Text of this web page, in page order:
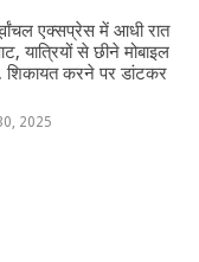
एक्सप्रेस में आधी रात
यात्रियों से छीने मोबाइल
करने पर डांटकर
2025